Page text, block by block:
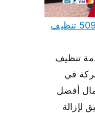
تنظيف منازل الشرق 50993903 تنظيف
تنظيف
في
أفضل
لإزالة